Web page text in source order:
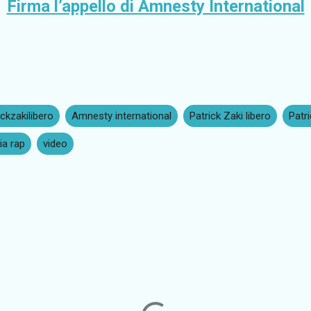
Firma l’appello di Amnesty International
Amnesty international Patrick Zaki libero
rap video